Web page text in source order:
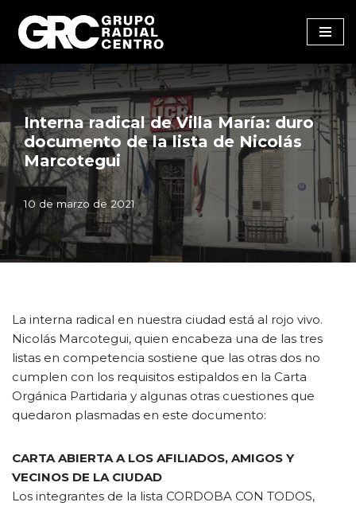
Saltar
al
contenido
Interna radical de Villa María: duro
documento de la lista de Nicolás
Marcotegui
10 de marzo de 2021
La interna radical en nuestra ciudad está al rojo vivo.
Nicolás Marcotegui, quien encabeza una de las tres
listas en competencia sostiene que las otras dos no
cumplen con los requisitos estipaldos en la Carta
Orgánica Partidaria y algunas otras cuestiones que
quedaron plasmadas en este documento:
CARTA ABIERTA A LOS AFILIADOS, AMIGOS Y
VECINOS DE LA CIUDAD
Los integrantes de la lista CORDOBA CON TODOS,